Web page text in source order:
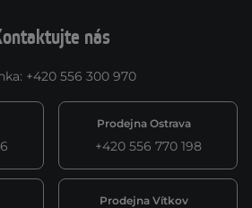
nás
: +420 556 300 970
Prodejna Ostrava
+420 556 770 198
Prodejna Vítkov